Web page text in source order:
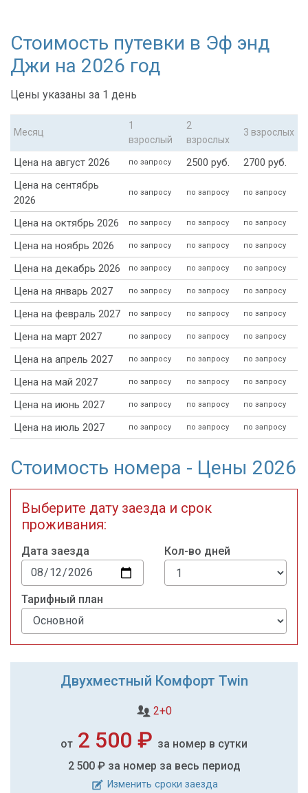
Стоимость путевки в Эф энд
Джи на 2026 год
Цены указаны за 1 день
Месяц
1
взрослый
2
взрослых
3 взрослых
Цена на август 2026 по запросу 2500 руб.
2700 руб.
Цена на сентябрь
2026
по запросу по запросу по запросу
Цена на октябрь 2026 по запросу по запросу по запросу
Цена на ноябрь 2026 по запросу по запросу по запросу
Цена на декабрь 2026 по запросу по запросу по запросу
Цена на январь 2027 по запросу по запросу по запросу
Цена на февраль 2027 по запросу по запросу по запросу
Цена на март 2027 по запросу по запросу по запросу
Цена на апрель 2027 по запросу по запросу по запросу
Цена на май 2027 по запросу по запросу по запросу
Цена на июнь 2027 по запросу по запросу по запросу
Цена на июль 2027 по запросу по запросу по запросу
Стоимость номера - Цены 2026
Выберите дату заезда и срок
проживания:
Дата заезда Кол-во дней
Тарифный план
Двухместный Комфорт Twin
2+0
от 2 500 ₽ за номер в сутки
2 500 ₽ за номер за весь период
Изменить сроки заезда